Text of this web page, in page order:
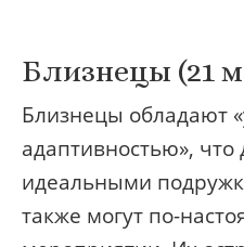
Близнецы (21
Близнецы обладают
адаптивностью», что
идеальными
также могут по-